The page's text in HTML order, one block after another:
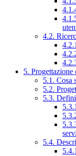
4.2.
5. Progettazione
5.1. Cosa
5.2.
5.3.
5.4.